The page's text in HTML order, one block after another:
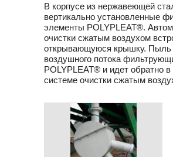
В корпусе из нержавеющей
вертикально установленные
элементы POLYPLEAT®.
очистки сжатым воздухом
открывающуюся крышку. Пыль
воздушного потока
POLYPLEAT® и идет обратно в
системе очистки сжатым